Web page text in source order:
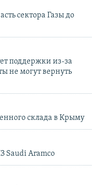
сектора Газы до
поддержки из-за
не могут вернуть
склада в Крыму
Saudi Aramco